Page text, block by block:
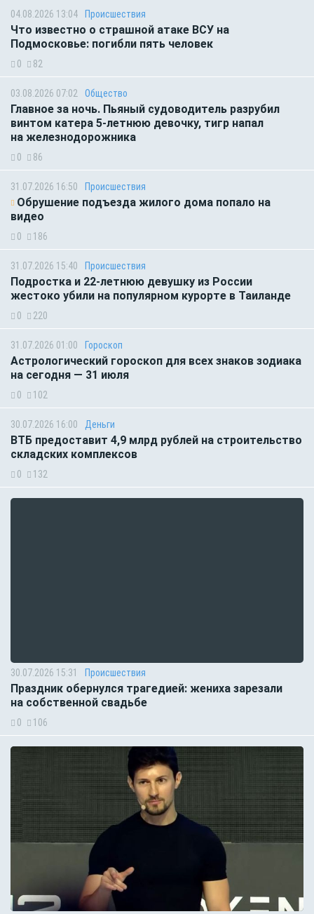
04.08.2026 13:04 Происшествия
Что известно о страшной атаке ВСУ на
Подмосковье: погибли пять человек
0 82
03.08.2026 07:02 Общество
Главное за ночь. Пьяный судоводитель разрубил
винтом катера 5-летнюю девочку, тигр напал
на железнодорожника
0 86
31.07.2026 16:50 Происшествия
Обрушение подъезда жилого дома попало на
видео
0 186
31.07.2026 15:40 Происшествия
Подростка и 22-летнюю девушку из России
жестоко убили на популярном курорте в Таиланде
0 220
31.07.2026 01:00 Гороскоп
Астрологический гороскоп для всех знаков зодиака
на сегодня — 31 июля
0 102
30.07.2026 16:00 Деньги
ВТБ предоставит 4,9 млрд рублей на строительство
складских комплексов
0 132
30.07.2026 15:31 Происшествия
Праздник обернулся трагедией: жениха зарезали
на собственной свадьбе
0 106